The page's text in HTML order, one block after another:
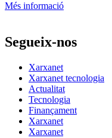
Més informació
Segueix-nos
Xarxanet
Xarxanet tecnologia
Actualitat
Tecnologia
Finançament
Xarxanet
Xarxanet